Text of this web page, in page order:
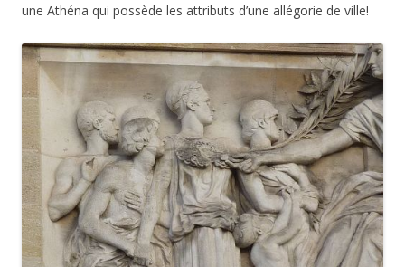
une Athéna qui possède les attributs d’une allégorie de ville!